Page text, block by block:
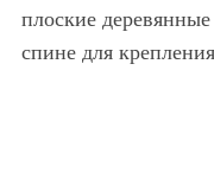
плоские
спине для